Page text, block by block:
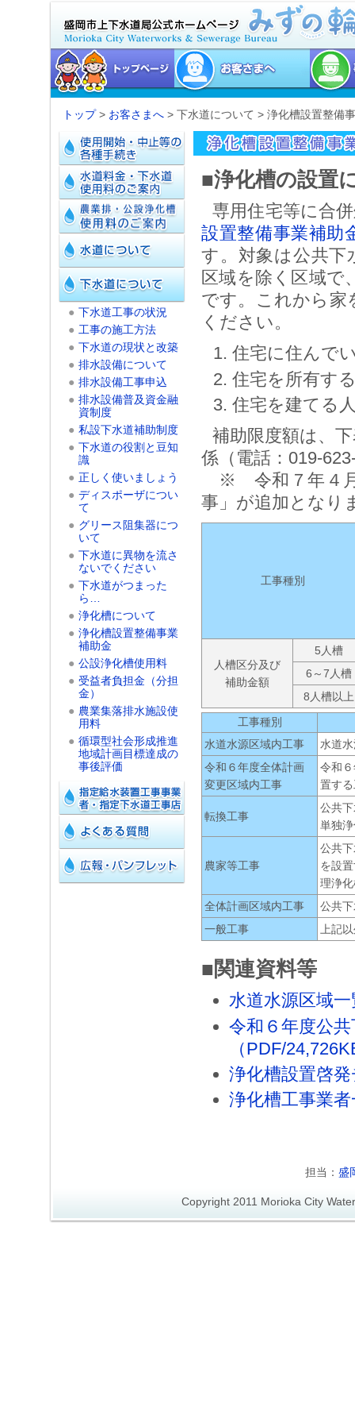
トップ> お客さまへ > 下水道について > 浄化槽設置整備
● 下水道工事の状況
● 工事の施工方法
● 下水道の現状と改築
● 排水設備について
● 排水設備工事申込
● 排水設備普及資金融
資制度
● 私設下水道補助制度
● 下水道の役割と豆知
識
● 正しく使いましょう
● ディスポーザについ
て
● グリース阻集器につ
いて
● 下水道に異物を流さ
ないでください
● 下水道がつまった
ら…
● 浄化槽について
● 浄化槽設置整備事業
補助金
● 公設浄化槽使用料
● 受益者負担金（分担
金）
● 農業集落排水施設使
用料
● 循環型社会形成推進
地域計画目標達成の
事後評価
■浄化槽の設置
専用住宅等に合
設置整備事業補助
す。対象は公共下
区域を除く区域で
です。これから家
ください。
住宅に住んで
住宅を所有す
住宅を建てる
補助限度額は、
係（電話：019-
※ 令和７年４月
事」が追加となり
工事種別
人槽区分及び
補助金額
5人槽
6～7人槽
8人槽以上
工事種別
水道水源区域内工事
水道
令和６年度全体計画
変更区域内工事
令和
置す
転換工事
公共
単独
農家等工事
公共
を設
理浄
全体計画区域内工事
公共
一般工事
上記
■関連資料等
水道水源区域一
令和６年度公
（PDF/
浄化槽設置啓
浄化槽工事業
担当： 盛
Copyright 2011 Morioka City